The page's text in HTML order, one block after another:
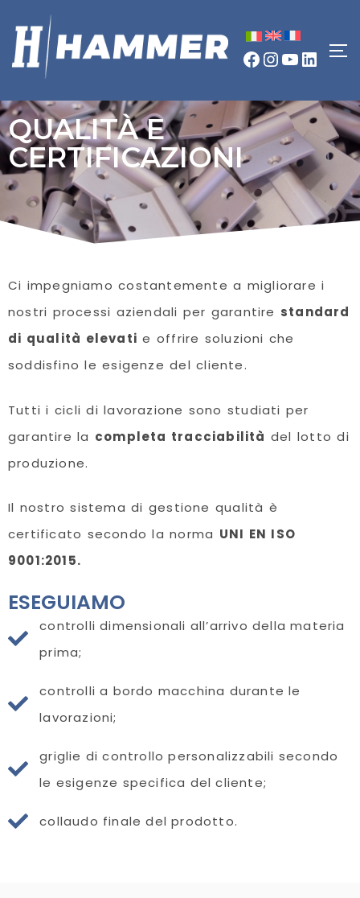
QUALITÀ E
CERTIFICAZIONI
Ci impegniamo costantemente a migliorare i
nostri processi aziendali per garantire standard
di qualità elevati e offrire soluzioni che
soddisfino le esigenze del cliente.
Tutti i cicli di lavorazione sono studiati per
garantire la completa tracciabilità del lotto di
produzione.
Il nostro sistema di gestione qualità è
certificato secondo la norma UNI EN ISO
9001:2015.
ESEGUIAMO
controlli dimensionali all’arrivo della materia
prima;
controlli a bordo macchina durante le
lavorazioni;
griglie di controllo personalizzabili secondo
le esigenze specifica del cliente;
collaudo finale del prodotto.